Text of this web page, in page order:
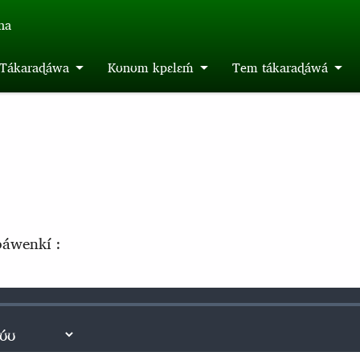
Kʊnʊm kpɛlɛḿ Tem tákaraɖáwá
: